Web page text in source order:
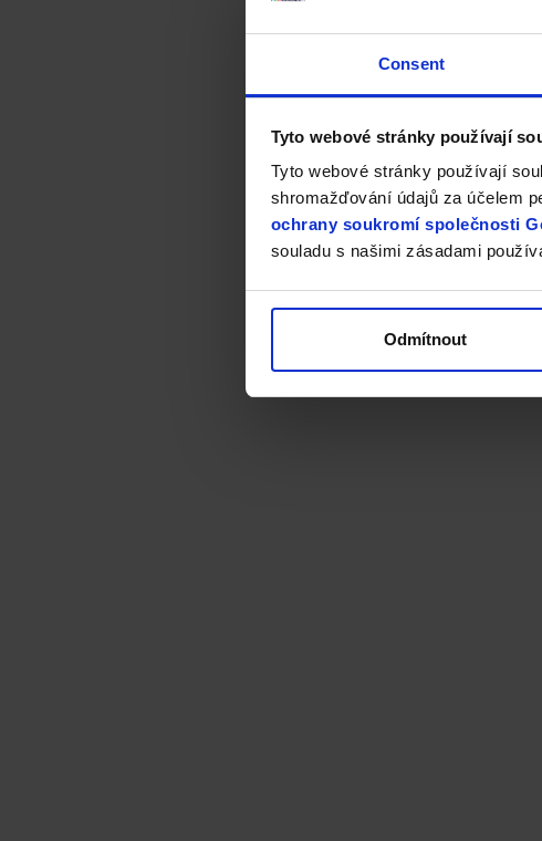
Consent
Tyto webové stránky používají
Tyto webové stránky používají
shromažďování údajů za účelem
ochrany soukromí společnosti
souladu s našimi zásadami
Odmítnout